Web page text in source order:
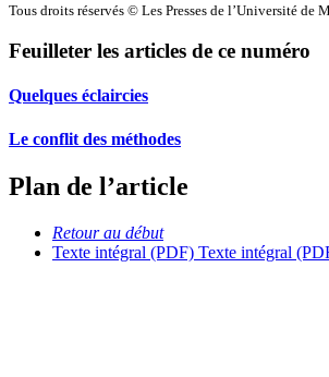
Tous droits réservés © Les Presses de l’Université de
Feuilleter les articles de ce numéro
Quelques éclaircies
Le conflit des méthodes
Plan de l’article
Retour au début
Texte intégral (PDF) Texte intégral